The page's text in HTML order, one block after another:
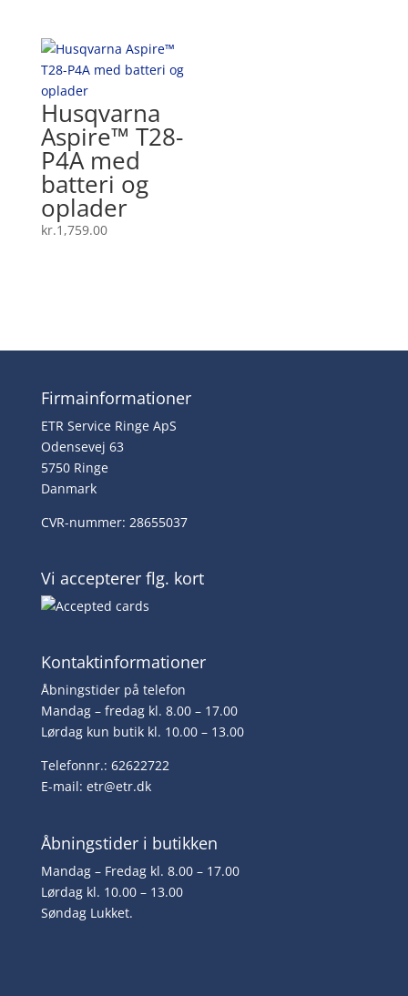
var:
kr.2,499.00.kr.2,199.00.
Husqvarna
Aspire™ T28-
P4A med
batteri og
oplader
kr.1,759.00
Firmainformationer
ETR Service Ringe ApS
Odensevej 63
5750 Ringe
Danmark
CVR-nummer: 28655037
Vi accepterer flg. kort
Kontaktinformationer
Åbningstider på telefon
Mandag – fredag kl. 8.00 – 17.00
Lørdag kun butik kl. 10.00 – 13.00
Telefonnr.: 62622722
E-mail: etr@etr.dk
Åbningstider i butikken
Mandag – Fredag kl. 8.00 – 17.00
Lørdag kl. 10.00 – 13.00
Søndag Lukket.